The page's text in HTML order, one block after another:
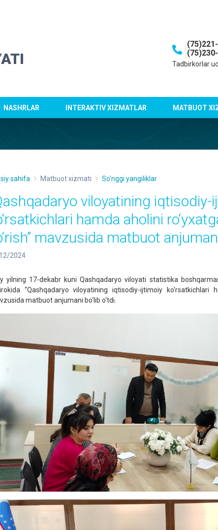
Tadbirkorlar
NASHRLAR INTERAKTIV XIZMATLAR MATBUOT
sahifa Matbuot xizmati So'nggi yangiliklar
viloyatining iqtisodiy-
hamda aholini
mavzusida matbuot anjumani
2024
yilning 17-dekabr kuni Qashqadaryo viloyati statistika
“Qashqadaryo viloyatining iqtisodiy-ijtimoiy ko‘rsatkichlari
matbuot anjumani bo‘lib o‘tdi.